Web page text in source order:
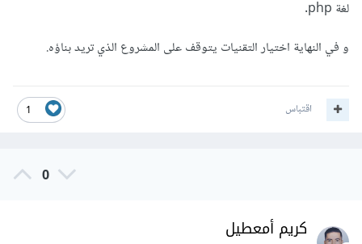
لغة php.
و في النهاية اختيار التقنيات يتوقف على المشروع الذي تريد بناؤه.
1 اقتباس
0
كريم أمعطيل